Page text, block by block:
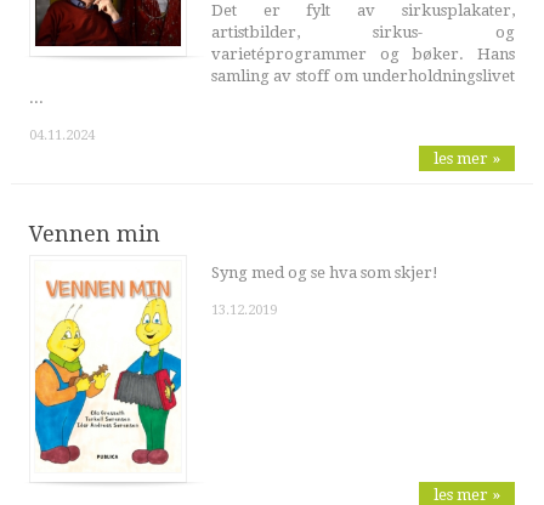
Det er fylt av sirkusplakater,
artistbilder, sirkus- og
varietéprogrammer og bøker. Hans
samling av stoff om underholdningslivet
...
04.11.2024
les mer »
Vennen min
Syng med og se hva som skjer!
13.12.2019
les mer »